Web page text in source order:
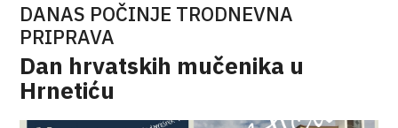
DANAS POČINJE TRODNEVNA
PRIPRAVA
Dan hrvatskih mučenika u
Hrnetiću